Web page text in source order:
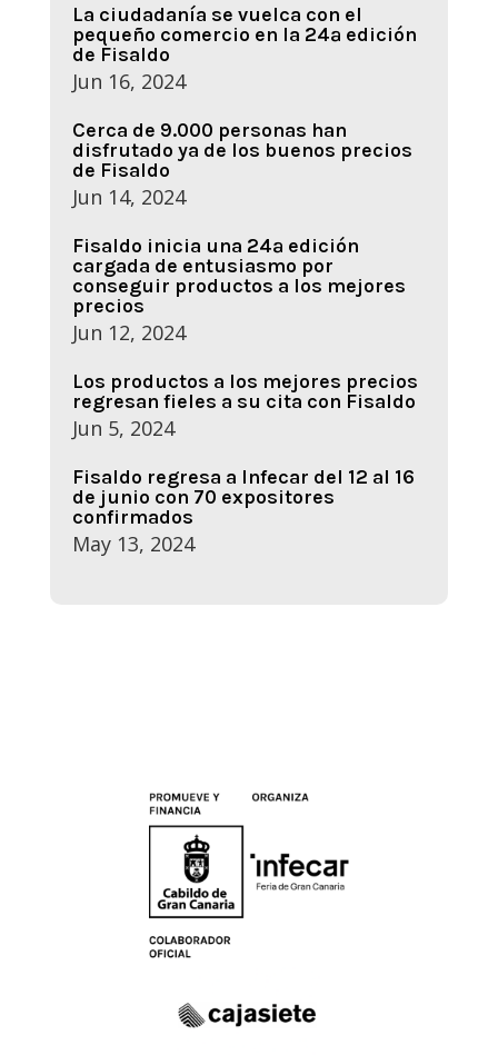
La ciudadanía se vuelca con el
pequeño comercio en la 24ª edición
de Fisaldo
Jun 16, 2024
Cerca de 9.000 personas han
disfrutado ya de los buenos precios
de Fisaldo
Jun 14, 2024
Fisaldo inicia una 24ª edición
cargada de entusiasmo por
conseguir productos a los mejores
precios
Jun 12, 2024
Los productos a los mejores precios
regresan fieles a su cita con Fisaldo
Jun 5, 2024
Fisaldo regresa a Infecar del 12 al 16
de junio con 70 expositores
confirmados
May 13, 2024